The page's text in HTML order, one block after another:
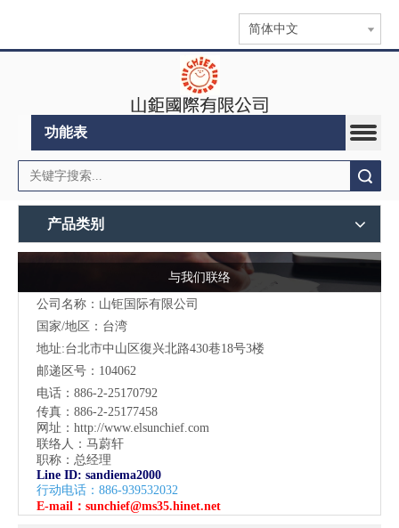
简体中文
功能表
产品类别
与我们联络
公司名称：山钜国际有限公司
国家/地区：台湾
地址:台北市中山区復兴北路430巷18号3楼
邮递区号：104062
电话：886-2-25170792
传真：886-2-25177458
网址： http://www.elsunchief.com
联络人：马蔚轩
职称：总经理
Line ID: sandiema2000
行动电话：886-939532032
E-mail： sunchief@ms35.hinet.net